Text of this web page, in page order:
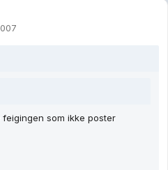
som ikke poster